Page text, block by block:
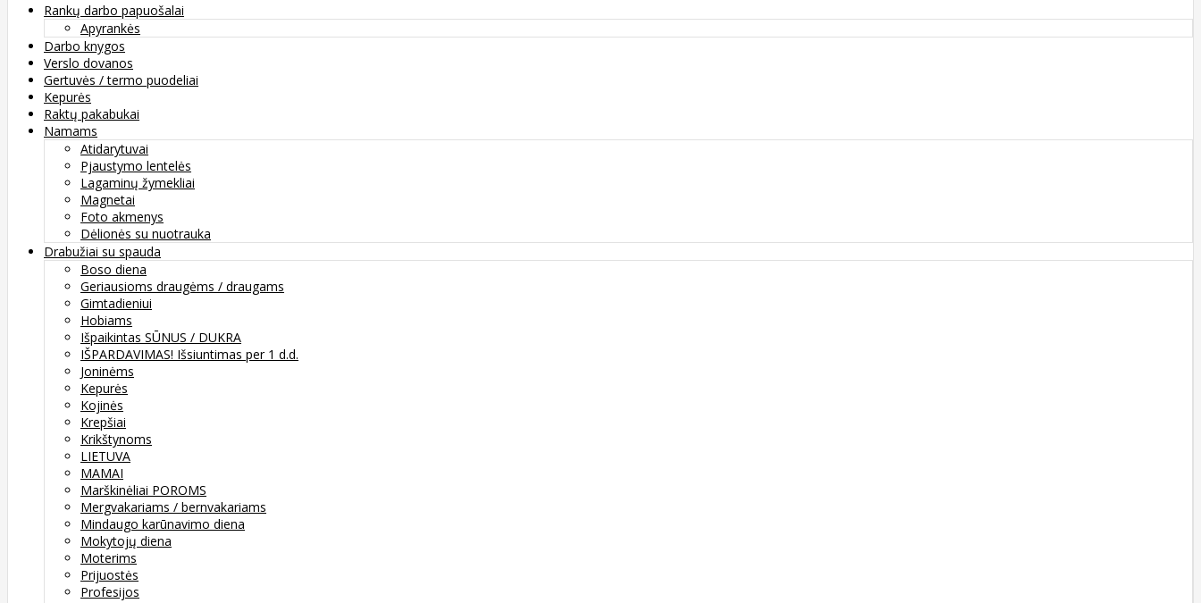
Rankų darbo papuošalai
Apyrankės
Darbo knygos
Verslo dovanos
Gertuvės / termo puodeliai
Kepurės
Raktų pakabukai
Namams
Atidarytuvai
Pjaustymo lentelės
Lagaminų žymekliai
Magnetai
Foto akmenys
Dėlionės su nuotrauka
Drabužiai su spauda
Boso diena
Geriausioms draugėms / draugams
Gimtadieniui
Hobiams
Išpaikintas SŪNUS / DUKRA
IŠPARDAVIMAS! Išsiuntimas per 1 d.d.
Joninėms
Kepurės
Kojinės
Krepšiai
Krikštynoms
LIETUVA
MAMAI
Marškinėliai POROMS
Mergvakariams / bernvakariams
Mindaugo karūnavimo diena
Mokytojų diena
Moterims
Prijuostės
Profesijos